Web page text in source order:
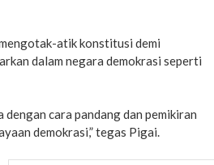
atik konstitusi demi
dalam negara demokrasi seperti
cara pandang dan pemikiran
demokrasi,” tegas Pigai.